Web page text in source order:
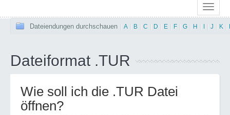
Dateiendungen durchschauen A B C D E F G H J K
Dateiformat .TUR
Wie soll ich die .TUR Datei
öffnen?